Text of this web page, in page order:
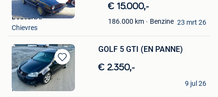
Bewaren
in
€ 15.000,-
186.000 km Benzine
BoucartA.
Chievres
23 mrt 26
Bewaren
in
Mijn
Favorieten
GOLF 5 GTI (EN PANNE)
€ 2.350,-
VAG-motorsport
Namur
9 jul 26